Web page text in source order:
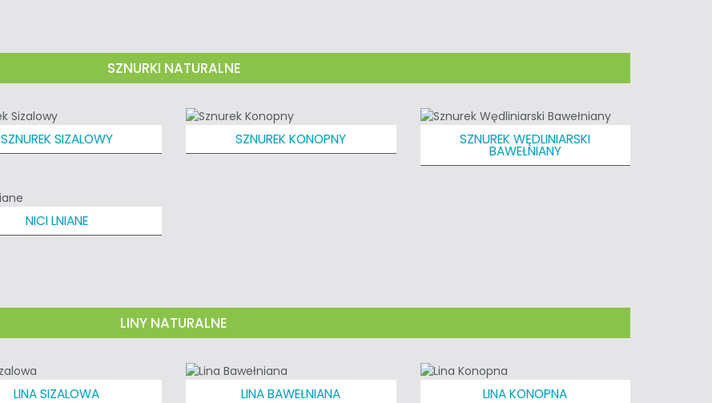
SZNURKI NATURALNE
SZNUREK SIZALOWY SZNUREK KONOPNY SZNUREK WĘDLINIARSKI
BAWEŁNIANY
NICI LNIANE
LINY NATURALNE
LINA SIZALOWA LINA BAWEŁNIANA LINA KONOPNA